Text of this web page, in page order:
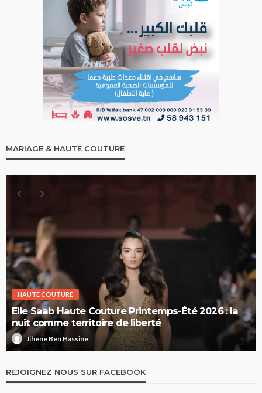
MARIAGE & HAUTE COUTURE
HAUTE COUTURE
Elie Saab Haute Couture Printemps-Été 2026 : la
nuit comme territoire de liberté
Jihène Ben Hassine
REJOIGNEZ NOUS SUR FACEBOOK